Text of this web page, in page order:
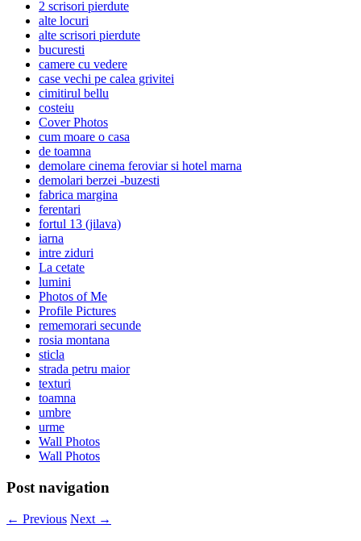
2 scrisori pierdute
alte locuri
alte scrisori pierdute
bucuresti
camere cu vedere
case vechi pe calea grivitei
cimitirul bellu
costeiu
Cover Photos
cum moare o casa
de toamna
demolare cinema feroviar si hotel marna
demolari berzei -buzesti
fabrica margina
ferentari
fortul 13 (jilava)
iarna
intre ziduri
La cetate
lumini
Photos of Me
Profile Pictures
rememorari secunde
rosia montana
sticla
strada petru maior
texturi
toamna
umbre
urme
Wall Photos
Wall Photos
Post navigation
← Previous Next →